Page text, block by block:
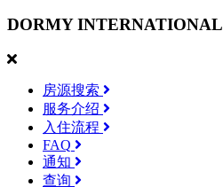
DORMY INTERNATIONAL
房源搜索
服务介绍
入住流程
FAQ
通知
查询